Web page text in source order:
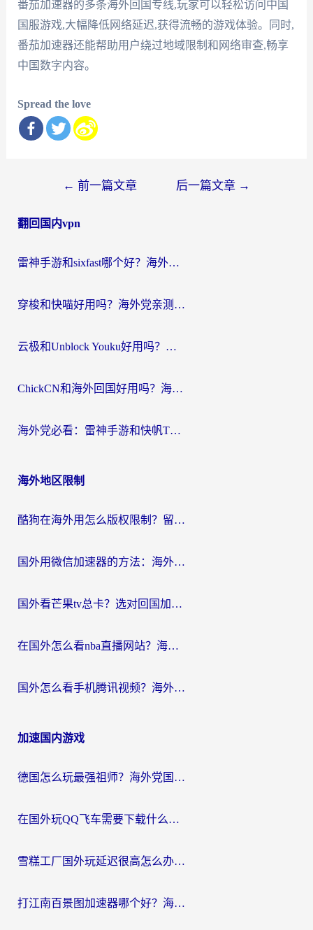
番茄加速器的多条海外回国专线,玩家可以轻松访问中国
国服游戏,大幅降低网络延迟,获得流畅的游戏体验。同时,
番茄加速器还能帮助用户绕过地域限制和网络审查,畅享
中国数字内容。
Spread the love
导
← 前一篇文章 后一篇文章 →
翻回国内vpn
雷神手游和sixfast哪个好？海外党亲测3款回国加速器，教你选对不踩坑
穿梭和快喵好用吗？海外党亲测：小众加速器对比+番茄加速器深度体验
云极和Unblock Youku好用吗？海外党亲测+2026回国加速器避坑指南
ChickCN和海外回国好用吗？海外党2026亲测：从手游到影音，选对加速器的3个关键
海外党必看：雷神手游和快帆TV版好用吗？3步选对回国加速器不踩坑
海外地区限制
酷狗在海外用怎么版权限制？留学生亲测：3步解决听国内音乐难题
国外用微信加速器的方法：海外党无缝连接国内生活的实用指南
国外看芒果tv总卡？选对回国加速器，轻松追《浪姐》不费劲
在国外怎么看nba直播网站？海外党专属体育观赛指南，告别地区限制！
国外怎么看手机腾讯视频？海外党亲测有效的追剧加速器选择指南
加速国内游戏
德国怎么玩最强祖师？海外党国服游戏加速器选择全攻略（附宝可梦Online实测）
在国外玩QQ飞车需要下载什么加速器呢？海外党亲测有效的国服游戏加速指南
雪糕工厂国外玩延迟很高怎么办？海外玩家国服游戏加速终极攻略（附实测推荐）
打江南百景图加速器哪个好？海外党踩坑N次后，终于找到不卡的秘诀